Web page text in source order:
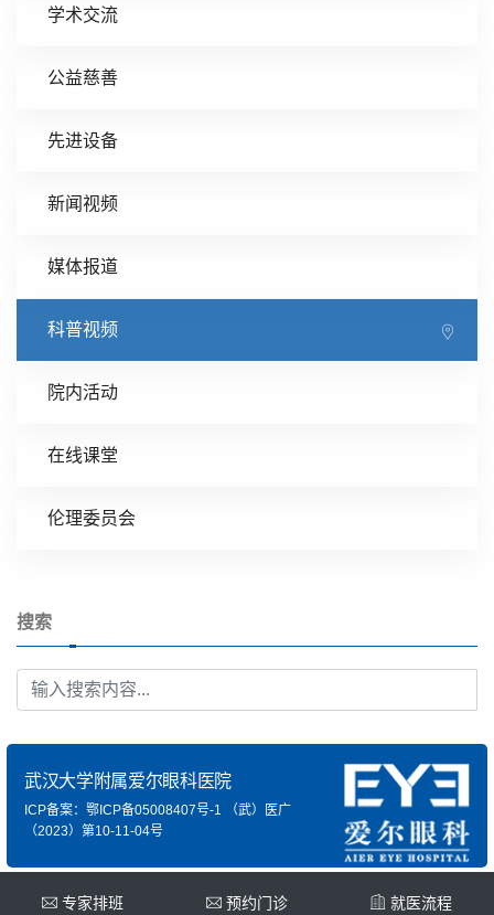
学术交流
公益慈善
先进设备
新闻视频
媒体报道
科普视频
院内活动
在线课堂
伦理委员会
搜索
武汉大学附属爱尔眼科医院
ICP备案：鄂ICP备05008407号-1 （武）医广
（2023）第10-11-04号
专家排班 预约门诊 就医流程